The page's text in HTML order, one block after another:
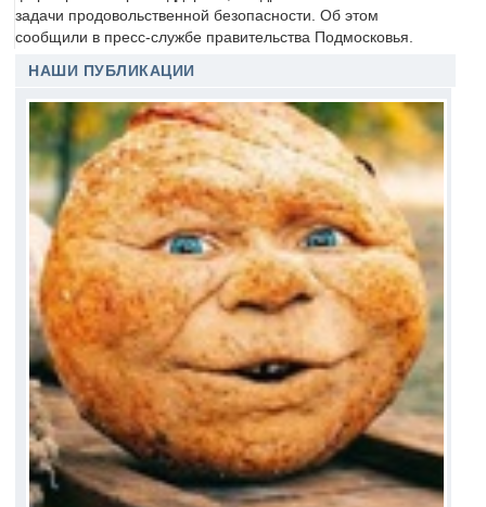
задачи продовольственной безопасности. Об этом
сообщили в пресс-службе правительства Подмосковья.
НАШИ ПУБЛИКАЦИИ